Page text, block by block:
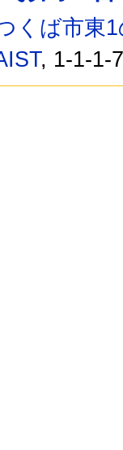
くば市東
, 1-1-1-